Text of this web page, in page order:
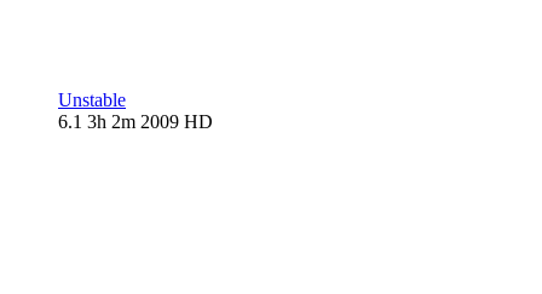
Unstable
6.1 3h 2m 2009 HD